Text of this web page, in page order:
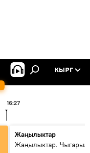
КЫРГ
16:27
Жаңылыктар
Жаңылыктар.